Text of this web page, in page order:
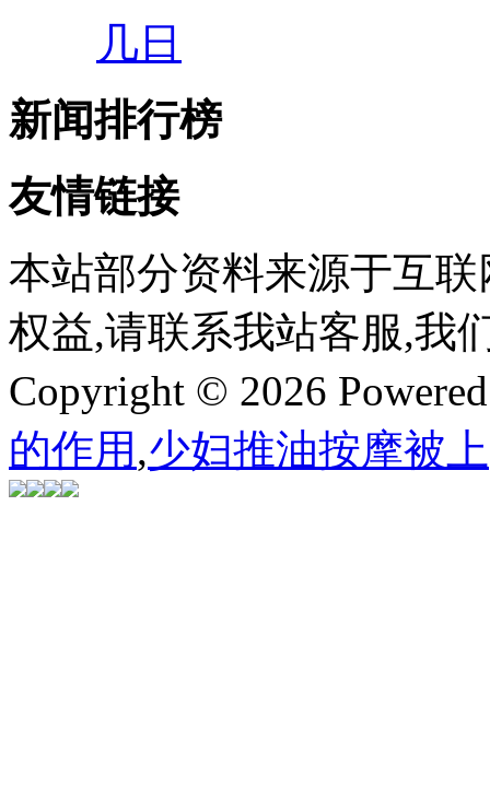
几日
新闻排行榜
友情链接
本站部分资料来源于互
权益,请联系我站客服,我
Copyright © 2026
的作用 ,少妇推油按摩被上